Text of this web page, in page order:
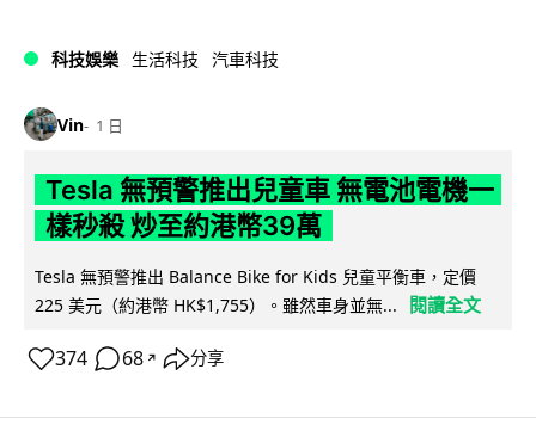
科技娛樂 生活科技 汽車科技
Vin 1 日
Tesla 無預警推出兒童車 無電池電機一
樣秒殺 炒至約港幣39萬
Tesla 無預警推出 Balance Bike for Kids 兒童平衡車，定價
225 美元（約港幣 HK$1,755）。雖然車身並無...
閱讀全文
374 68 ↗ 分享